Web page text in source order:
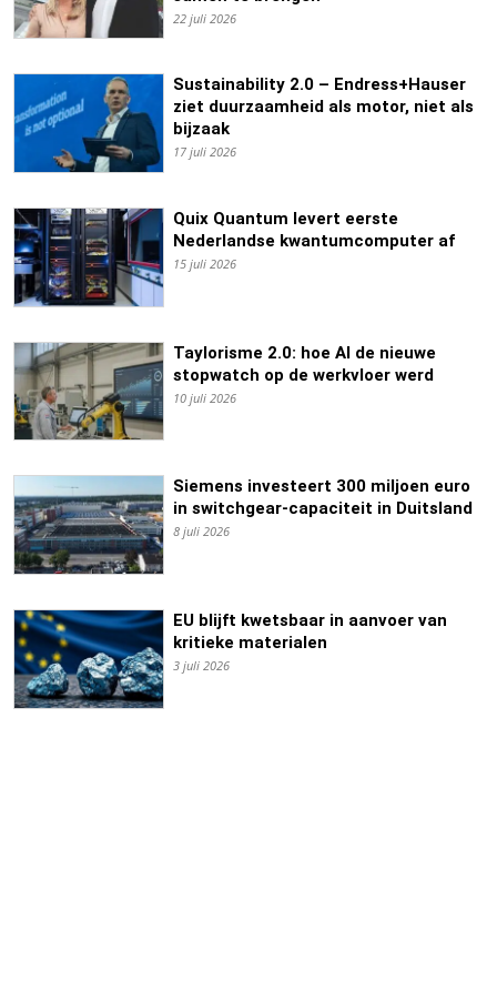
22 juli 2026
Sustainability 2.0 – Endress+Hauser
ziet duurzaamheid als motor, niet als
bijzaak
17 juli 2026
Quix Quantum levert eerste
Nederlandse kwantumcomputer af
15 juli 2026
Taylorisme 2.0: hoe AI de nieuwe
stopwatch op de werkvloer werd
10 juli 2026
Siemens investeert 300 miljoen euro
in switchgear-capaciteit in Duitsland
8 juli 2026
EU blijft kwetsbaar in aanvoer van
kritieke materialen
3 juli 2026